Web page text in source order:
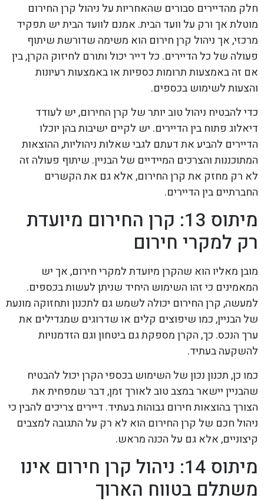
חלק מהדיירים סבורים שהאחריות על ניהול קרן החירום
מוטלת אך ורק על וועד הבית. אמנם לוועד הבית יש תפקיד
מרכזי, אך ניהול קרן חירום הוא משימה שדורשת שיתוף
פעולה של כל הדיירים. כל דייר יכול ותורם לחיזוק הקרן, בין
אם זה באמצעות תרומות כספיות או באמצעות רעיונות
והצעות לשימוש בכספים.
כדי להבטיח ניהול טוב יותר של קרן החירום, יש לעודד
דיאלוג פתוח בין הדיירים. יש לקיים ישיבות בהן יוכלו
הדיירים להביע את דעתם לגבי שאלות ניהוליות, ההוצאות
המתוכננות והצרכים המיידיים של הבניין. שיתוף פעולה זה
לא רק מחזק את קרן החירום, אלא גם את הקשרים
החברתיים בין הדיירים.
מיתוס 13: קרן החירום מיועדת
רק למקרי חירום
מובן מאליו הוא שהקרן מיועדת למקרי חירום, אך יש
המאמינים כי זהו השימוש היחיד שניתן לעשות בכספים.
למעשה, קרן החירום יכולה לשמש גם לתכנון ותחזוקה מונעת
של הבניין, כמו שיפוצים קלים או שדרוגים שמגדילים את
ערך הנכס. כך, הקרן מספקת גם ביטחון וגם הזדמנויות
להשקעה בעתיד.
כמו כן, תכנון נכון של השימוש בכספי הקרן יכול להבטיח
שהבניין יישאר במצב טוב לאורך זמן, דבר שמפחית את
הצורך בהוצאות חירום גבוהות בעתיד. דיירים צריכים להבין כי
ניהול חכם של קרן החירום הוא לא רק על התגובה למצבים
קיצוניים, אלא גם על הכנה מראש.
מיתוס 14: ניהול קרן חירום אינו
משתלם בטווח הארוך